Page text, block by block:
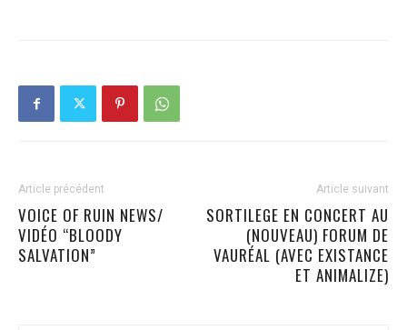
Article précédent
VOICE OF RUIN NEWS/
VIDÉO “BLOODY
SALVATION”
Article suivant
SORTILEGE EN CONCERT AU
(NOUVEAU) FORUM DE
VAURÉAL (AVEC EXISTANCE
ET ANIMALIZE)